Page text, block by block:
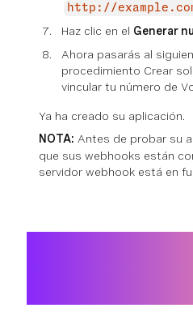
http://
Haz clic en el Generar
Ahora pasarás al
procedimiento Crear
vincular tu número de
Ya ha creado su aplicación.
NOTA: Antes de probar su
que sus webhooks están
servidor webhook está en